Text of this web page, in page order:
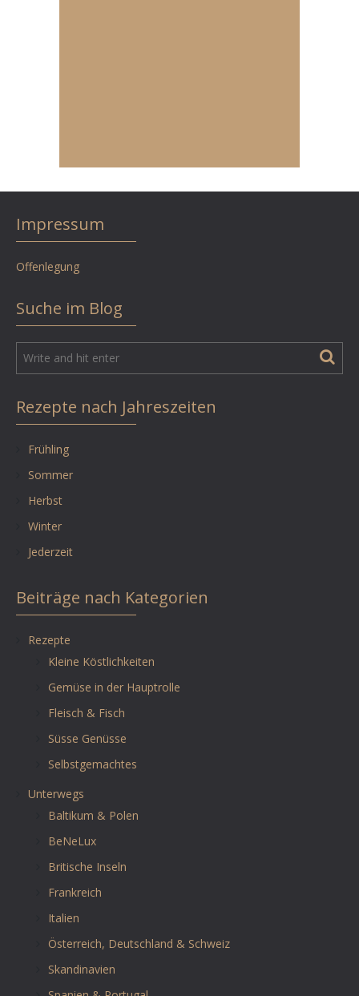
Impressum
Offenlegung
Suche im Blog
Rezepte nach Jahreszeiten
Frühling
Sommer
Herbst
Winter
Jederzeit
Beiträge nach Kategorien
Rezepte
Kleine Köstlichkeiten
Gemüse in der Hauptrolle
Fleisch & Fisch
Süsse Genüsse
Selbstgemachtes
Unterwegs
Baltikum & Polen
BeNeLux
Britische Inseln
Frankreich
Italien
Österreich, Deutschland & Schweiz
Skandinavien